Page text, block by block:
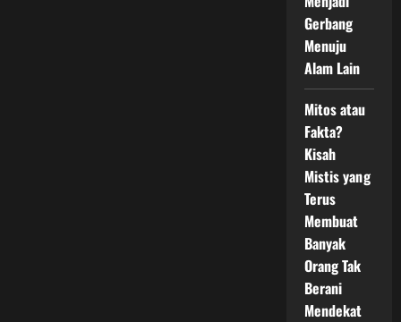
Gerbang
Menuju
Alam Lain
Mitos atau
Fakta?
Kisah
Mistis yang
Terus
Membuat
Banyak
Orang Tak
Berani
Mendekat